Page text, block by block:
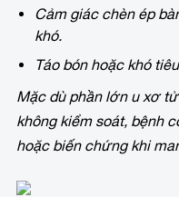
Cảm giác chèn ép
khó.
Táo bón hoặc khó
Mặc dù phần lớn u xơ
không kiểm soát, bệnh
hoặc biến chứng khi